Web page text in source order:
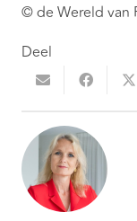
© de Wereld van
Deel